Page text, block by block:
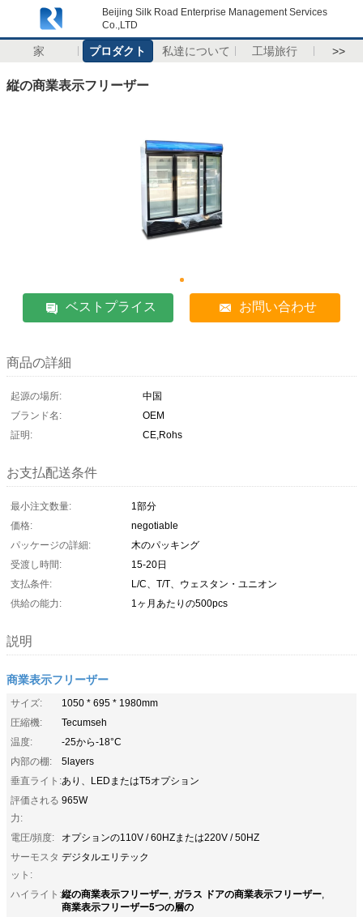
Beijing Silk Road Enterprise Management Services
Co.,LTD
家 プロダクト 私達について 工場旅行 >>
縦の商業表示フリーザー
ベストプライス お問い合わせ
商品の詳細
起源の場所:
中国
ブランド名:
OEM
証明:
CE,Rohs
お支払配送条件
最小注文数量:
1部分
価格:
negotiable
パッケージの詳細:
木のパッキング
受渡し時間:
15-20日
支払条件:
L/C、T/T、ウェスタン・ユニオン
供給の能力:
1ヶ月あたりの500pcs
説明
商業表示フリーザー
サイズ:
1050 * 695 * 1980mm
圧縮機:
Tecumseh
温度:
-25から-18°C
内部の棚:
5layers
垂直ライト:あり、LEDまたはT5オプション
評価される
力:
965W
電圧/頻度:
オプションの110V / 60HZまたは220V / 50HZ
サーモスタ
ット:
デジタルエリテック
ハイライト:縦の商業表示フリーザー, ガラス ドアの商業表示フリーザー,
商業表示フリーザー5つの層の